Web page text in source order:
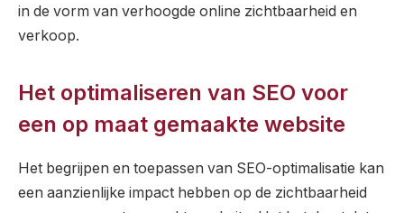
in de vorm van verhoogde online zichtbaarheid en
verkoop.
Het optimaliseren van SEO voor
een op maat gemaakte website
Het begrijpen en toepassen van SEO-optimalisatie kan
een aanzienlijke impact hebben op de zichtbaarheid